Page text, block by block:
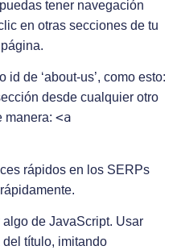
tener navegación
en otras secciones de tu
de ‘about-us’, como esto:
desde cualquier otro
manera: <a
rápidos en los SERPs
algo de JavaScript. Usar
título, imitando